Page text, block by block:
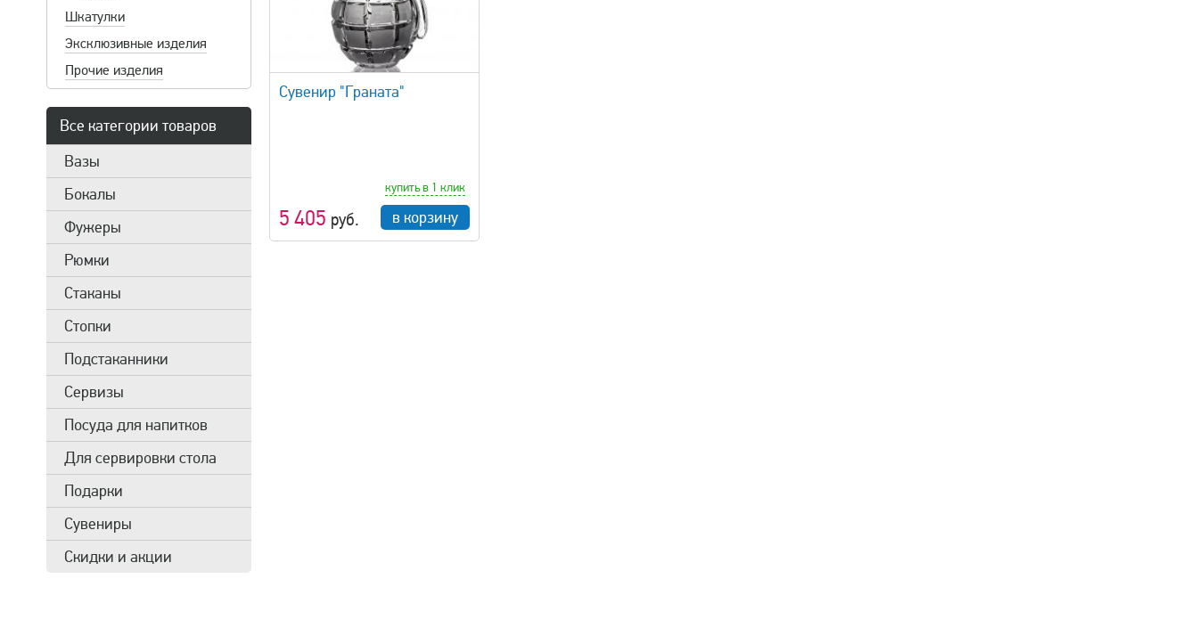
Шкатулки
Эксклюзивные изделия
Прочие изделия
Все категории товаров
Вазы
Бокалы
Фужеры
Рюмки
Стаканы
Стопки
Подстаканники
Сервизы
Посуда для напитков
Для сервировки стола
Подарки
Сувениры
Скидки и акции
быстрый просмотр
Сувенир "Граната"
5 405 руб.
купить в 1 клик
в корзину